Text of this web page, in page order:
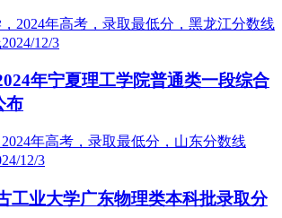
2024/12/3
年宁夏理工学院普通类一段综合
布
12/3
工业大学广东物理类本科批录取分